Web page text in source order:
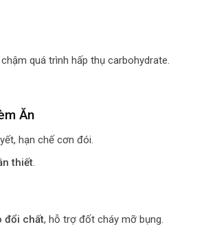
quá trình hấp thụ carbohydrate.
Ăn
hạn chế cơn đói.
thiết.
đổi chất, hỗ trợ đốt cháy mỡ bụng.